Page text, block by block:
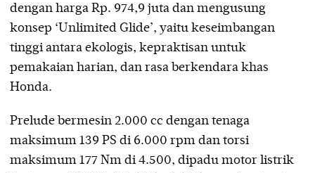
dengan harga Rp. 974,9 juta dan mengusung
konsep ‘Unlimited Glide’, yaitu keseimbangan
tinggi antara ekologis, kepraktisan untuk
pemakaian harian, dan rasa berkendara khas
Honda.
Prelude bermesin 2.000 cc dengan tenaga
maksimum 139 PS di 6.000 rpm dan torsi
maksimum 177 Nm di 4.500, dipadu motor listrik